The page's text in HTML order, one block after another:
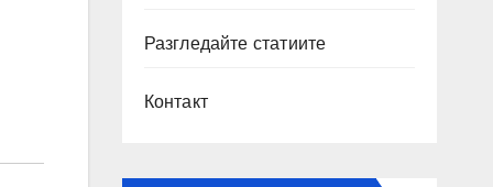
Разгледайте статиите
Контакт